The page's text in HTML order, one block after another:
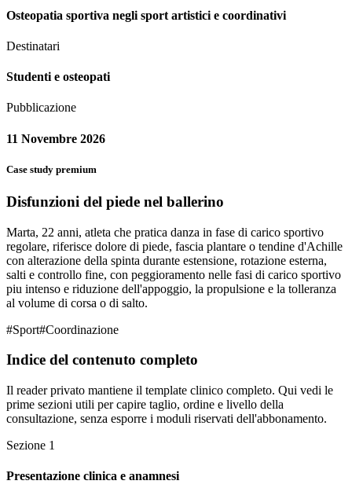
Osteopatia sportiva negli sport artistici e coordinativi
Destinatari
Studenti e osteopati
Pubblicazione
11 Novembre 2026
Case study premium
Disfunzioni del piede nel ballerino
Marta, 22 anni, atleta che pratica danza in fase di carico sportivo
regolare, riferisce dolore di piede, fascia plantare o tendine d'Achille
con alterazione della spinta durante estensione, rotazione esterna,
salti e controllo fine, con peggioramento nelle fasi di carico sportivo
piu intenso e riduzione dell'appoggio, la propulsione e la tolleranza
al volume di corsa o di salto.
#Sport#Coordinazione
Indice del contenuto completo
Il reader privato mantiene il template clinico completo. Qui vedi le
prime sezioni utili per capire taglio, ordine e livello della
consultazione, senza esporre i moduli riservati dell'abbonamento.
Sezione 1
Presentazione clinica e anamnesi